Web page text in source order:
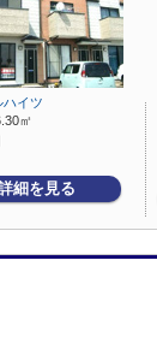
ハイツ
㎡
細を見る